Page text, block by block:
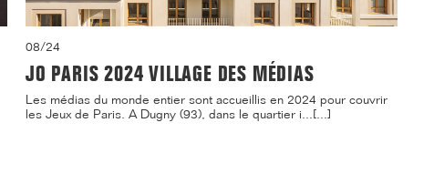
08/24
JO PARIS 2024 VILLAGE DES MÉDIAS
Les médias du monde entier sont accueillis en 2024 pour couvrir
les Jeux de Paris. A Dugny (93), dans le quartier i...[...]